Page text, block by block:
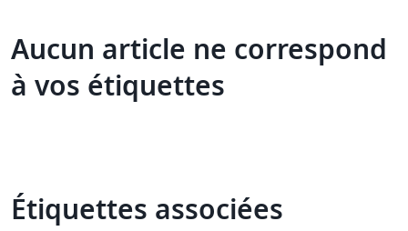
Aucun article ne correspond
à vos étiquettes
Étiquettes associées